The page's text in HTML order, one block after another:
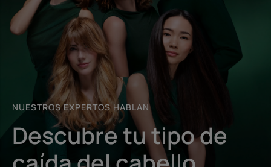
NUESTROS EXPERTOS HABLAN
Descubre tu tipo de